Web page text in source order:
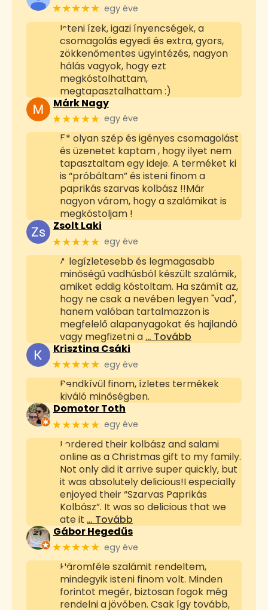
★★★★★ egy éve
Isteni ízek, igazi ínyencségek, a
csomagolás egyedi és extra, gyors,
zökkenőmentes ügyintézés, nagyon
hálás vagyok, hogy ezt
megkóstolhattam,
megtapasztalhattam :)
Márk Nagy
★★★★★ egy éve
5* olyan szép és igényes csomagolást
és üzenetet kaptam , hogy ilyet nem
tapasztaltam egy ideje. A terméket ki
is “próbáltam” és isteni finom a
paprikás szarvas kolbász !!Már
nagyon várom, hogy a szalámikat is
megkóstoljam !
Zsolt Laki
★★★★★ egy éve
A legízletesebb és legmagasabb
minőségű vadhúsból készült szalámik,
amiket eddig kóstoltam. Ha számít az,
hogy ne csak a nevében legyen "vad",
hanem valóban tartalmazzon is
megfelelő alapanyagokat és hajlandó
vagy megfizetni a … Tovább
Krisztina Csáki
★★★★★ egy éve
Rendkívül finom, ízletes termékek
kiváló minőségben.
Domotor Toth
★★★★★ egy éve
I ordered their kolbász and salami
online as a Christmas gift to my family.
Not only did it arrive super quickly, but
it was absolutely delicious!I especially
enjoyed their “Szarvas Paprikás
Kolbász”. It was so delicious that we
ate it … Tovább
Gábor Hegedűs
★★★★★ egy éve
Háromféle szalámit rendeltem,
mindegyik isteni finom volt. Minden
forintot megér, biztosan fogok még
rendelni a jövőben. Csak így tovább,